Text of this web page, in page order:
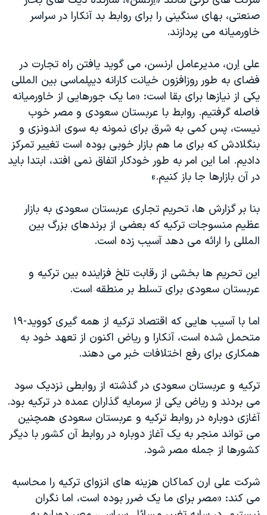
نرگس محمدی برنده جایزه نوبل صلح
صفحه‌های ویژه
سفر پرزیدنت ترامپ به چین
صنعتی، بهای سنگینی را برای روابط بد آنکارا در سراسر
خاورمیانه می پردازند.
علی اِرن، مدیرعامل ارنسن، می گوید یافتن راه تجارت در
فضای به طور روزافزون خیانت کارانه دیپلماسی بین المللی
یکی از نیازها برای بقا است: «ما یک جورهایی از خاورمیانه
فاصله گرفتیم. روابط با عربستان سعودی و مصر خوب
نیست، پس کمی به شرق برای نمونه به سوی اندونزی و
بنگلادش که برای ما هم بازار خوبی بوده است تغییر تمرکز
دادیم. اما این امر به طور خودکار اتفاق نمی افتد، ابتدا باید
در آن بازارها جا باز کنیم.»
بنا بر گزارش ها، تحریم تجاری عربستان سعودی به بازار
عظیم منسوجات ترکیه که بعضی از برندهای بزرگ بین
المللی را ارائه می دهد آسیب زده است.
این تحریم ها بخشی از رقابت تلخ فزاینده بین ترکیه و
عربستان سعودی برای تسلط بر منطقه است.
اما با آسیب هایی که اقتصاد ترکیه از همه گیری کووید-۱۹
متحمل شده است، آنکارا و ریاض اکنون از تعهد خود به
همکاری برای رفع اختلافات خبر می دهند.
ترکیه و عربستان سعودی در گذشته از روابطی نزدیک سود
می بردند و ریاض یکی از سرمایه گذاران عمده در ترکیه بود.
آغازی دوباره در روابط ترکیه و عربستان سعودی همچنین
می تواند منجر به یک آغاز دوباره در روابط آن کشور با دیگر
کشورها از جمله مصر شود.
شرکت علی ارن کماکان هزینه های انزوای ترکیه را محاسبه
می کند: «مصر برای ما یک ضرر بوده است، اما نگران